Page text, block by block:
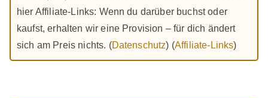
hier Affiliate-Links: Wenn du darüber buchst oder
kaufst, erhalten wir eine Provision – für dich ändert
sich am Preis nichts. (Datenschutz) (Affiliate-Links)